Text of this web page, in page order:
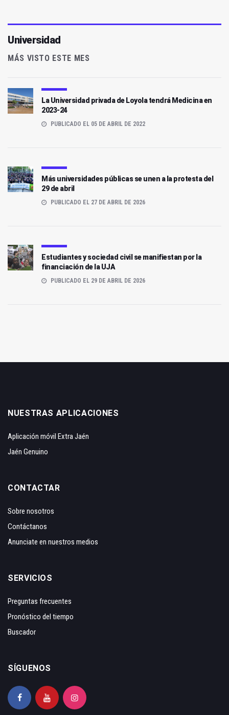
Universidad
MÁS VISTO ESTE MES
La Universidad privada de Loyola tendrá Medicina en
2023-24
PUBLICADO EL 05 DE ABRIL DE 2022
Más universidades públicas se unen a la protesta del
29 de abril
PUBLICADO EL 27 DE ABRIL DE 2026
Estudiantes y sociedad civil se manifiestan por la
financiación de la UJA
PUBLICADO EL 29 DE ABRIL DE 2026
NUESTRAS APLICACIONES
Aplicación móvil Extra Jaén
Jaén Genuino
CONTACTAR
Sobre nosotros
Contáctanos
Anunciate en nuestros medios
SERVICIOS
Preguntas frecuentes
Pronóstico del tiempo
Buscador
SÍGUENOS